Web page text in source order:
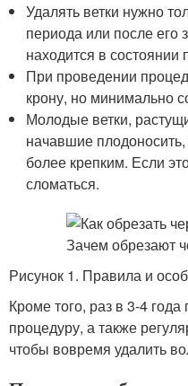
Удалять ветки нужно
периода или после его
находится в состоянии
При проведении
крону, но минимально
Молодые ветки,
начавшие
более крепким. Если
сломаться.
Рисунок 1. Правила и
Кроме того, раз в 3-4
процедуру, а также
чтобы вовремя удалить